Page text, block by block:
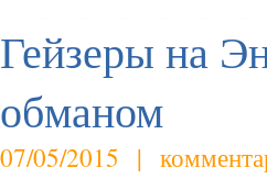
Гейзеры на
обманом
07/05/2015 |